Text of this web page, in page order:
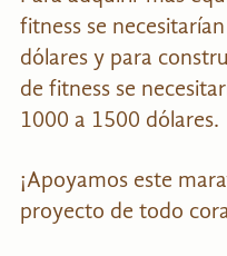
fitness se
dólares y para
de fitness se
1000 a 1500 dólares.
¡Apoyamos este
proyecto de todo